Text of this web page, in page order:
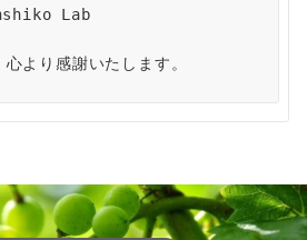
Lab
より感謝いたします。